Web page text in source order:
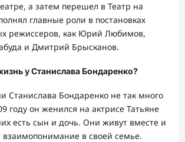
а затем перешел в Театр на
главные роли в постановках
режиссеров, как Юрий Любимов,
и Дмитрий Брысканов.
у Станислава Бондаренко?
Станислава Бондаренко не так много
году он женился на актрисе Татьяне
есть сын и дочь. Они живут вместе и
в своей семье.